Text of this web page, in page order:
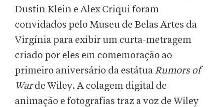
Dustin Klein e Alex Criqui foram
convidados pelo Museu de Belas Artes da
Virgínia para exibir um curta-metragem
criado por eles em comemoração ao
primeiro aniversário da estátuaRumors of
Warde Wiley. A colagem digital de
animação e fotografias traz a voz de Wiley